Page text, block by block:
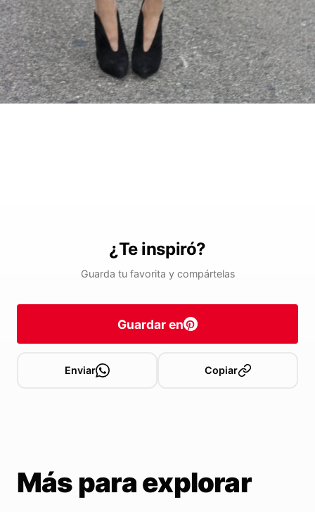
¿Te inspiró?
Guarda tu favorita y compártelas
Guardar en
Enviar Copiar
Más para explorar